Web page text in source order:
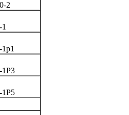
2
1
1р1
1Р3
1Р5